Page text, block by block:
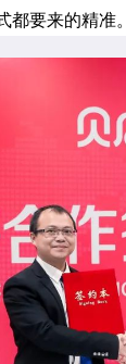
都要来的精准。